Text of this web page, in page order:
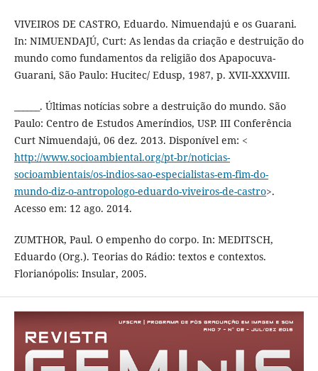
VIVEIROS DE CASTRO, Eduardo. Nimuendajú e os Guarani.
In: NIMUENDAJÚ, Curt: As lendas da criação e destruição do
mundo como fundamentos da religião dos Apapocuva-
Guarani, São Paulo: Hucitec/ Edusp, 1987, p. XVII-XXXVIII.
______. Últimas notícias sobre a destruição do mundo. São
Paulo: Centro de Estudos Ameríndios, USP. III Conferência
Curt Nimuendajú, 06 dez. 2013. Disponível em: <
http://www.socioambiental.org/pt-br/noticias-
socioambientais/os-indios-sao-especialistas-em-fim-do-
mundo-diz-o-antropologo-eduardo-viveiros-de-castro>.
Acesso em: 12 ago. 2014.
ZUMTHOR, Paul. O empenho do corpo. In: MEDITSCH,
Eduardo (Org.). Teorias do Rádio: textos e contextos.
Florianópolis: Insular, 2005.